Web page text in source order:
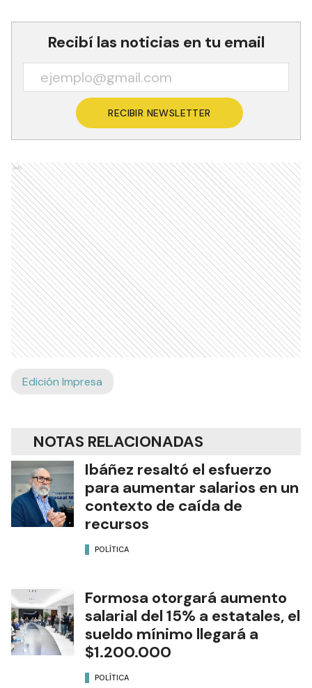
Recibí las noticias en tu email
RECIBIR NEWSLETTER
Ads
Edición Impresa
NOTAS RELACIONADAS
Ibáñez resaltó el esfuerzo
para aumentar salarios en un
contexto de caída de
recursos
POLÍTICA
Formosa otorgará aumento
salarial del 15% a estatales, el
sueldo mínimo llegará a
$1.200.000
POLÍTICA